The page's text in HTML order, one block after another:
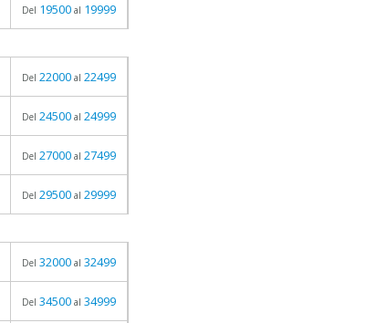
Del 19500 al 19999
Del 22000 al 22499
Del 24500 al 24999
Del 27000 al 27499
Del 29500 al 29999
Del 32000 al 32499
Del 34500 al 34999